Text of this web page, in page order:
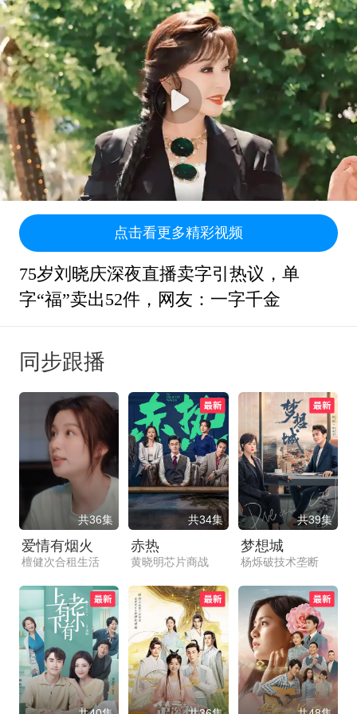
点击看更多精彩视频
75岁刘晓庆深夜直播卖字引热议，单
字“福”卖出52件，网友：一字千金
同步跟播
共36集
爱情有烟火
檀健次合租生活
共34集
赤热
黄晓明芯片商战
共39集
梦想城
杨烁破技术垄断